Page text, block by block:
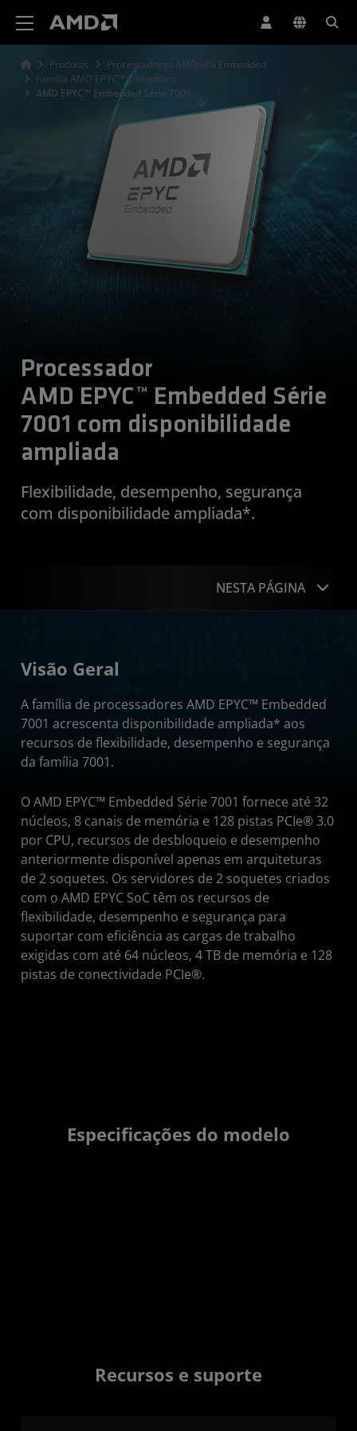
Produtos
Processadores AMD x86 Embedded
Família AMD EPYC™ Embedded
AMD EPYC™ Embedded Série 7001
Processador
AMD EPYC™ Embedded Série
7001 com disponibilidade
ampliada
Flexibilidade, desempenho, segurança
com disponibilidade ampliada*.
NESTA PÁGINA
Recursos
Começar
Visão Geral
A família de processadores AMD EPYC™ Embedded
7001 acrescenta disponibilidade ampliada* aos
recursos de flexibilidade, desempenho e segurança
da família 7001.
O AMD EPYC™ Embedded Série 7001 fornece até 32
núcleos, 8 canais de memória e 128 pistas PCIe® 3.0
por CPU, recursos de desbloqueio e desempenho
anteriormente disponível apenas em arquiteturas
de 2 soquetes. Os servidores de 2 soquetes criados
com o AMD EPYC SoC têm os recursos de
flexibilidade, desempenho e segurança para
suportar com eficiência as cargas de trabalho
exigidas com até 64 núcleos, 4 TB de memória e 128
pistas de conectividade PCIe®.
Especificações do modelo
Recursos e suporte